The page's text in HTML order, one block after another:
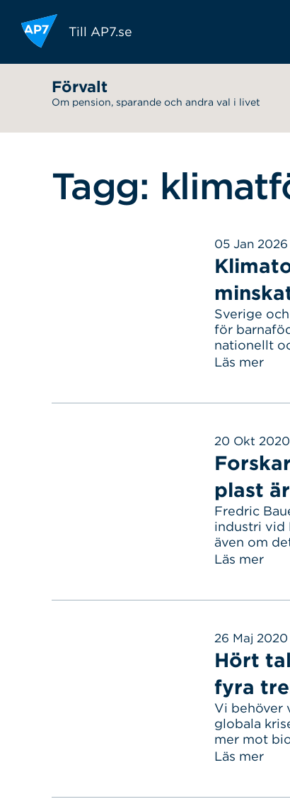
Till AP7.se
Förvalt
Om pension, sparande och andra val i livet
Tagg:
05 Jan 2026
Sverige
för
nationellt
för
har inte
Läs mer
20 Okt 2020
plast
Fredric
industri vid
även om
efter så är
Läs mer
26 Maj 2020
Hört
fyra
Vi behöver
globala
mer mot
våg.
Läs mer